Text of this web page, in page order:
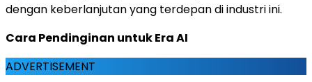
dengan keberlanjutan yang terdepan di industri ini.
Cara Pendinginan untuk Era AI
ADVERTISEMENT